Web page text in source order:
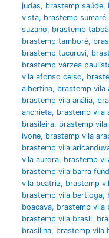
judas, brastemp saúde,
vista, brastemp sumaré,
suzano, brastemp
brastemp tamboré,
brastemp tucuruvi,
brastemp várzea
vila afonso celso,
albertina, brastemp vila
brastemp vila anália,
anchieta, brastemp vila
brasileira, brastemp vila
ivone, brastemp vila
brastemp vila
vila aurora, brastemp
brastemp vila barra
vila beatriz, brastemp
brastemp vila bertioga,
boacava, brastemp vila
brastemp vila brasil,
brasilina, brastemp vila